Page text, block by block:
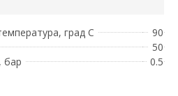
град С
90
50
бар
0.5